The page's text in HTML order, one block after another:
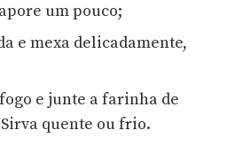
um pouco;
e mexa delicadamente,
e junte a farinha de
quente ou frio.